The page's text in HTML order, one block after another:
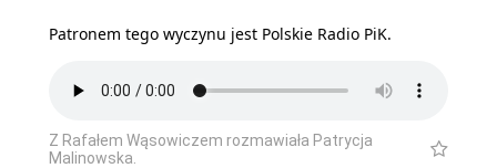
Patronem tego wyczynu jest Polskie Radio PiK.
Z Rafałem Wąsowiczem rozmawiała Patrycja
Malinowska.